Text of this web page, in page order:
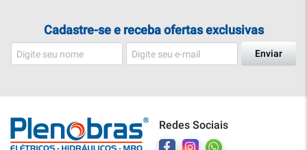
Cadastre-se e receba ofertas exclusivas
Enviar
Redes Sociais